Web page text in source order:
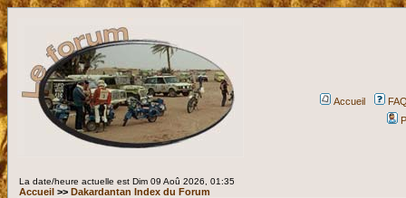
Accueil
La date/heure actuelle est Dim 09 Aoû 2026, 01:35
Accueil >> Dakardantan Index du Forum